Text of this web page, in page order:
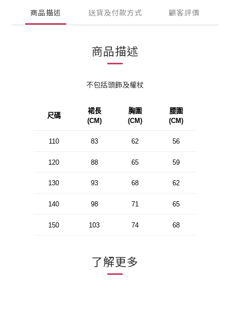
商品描述 送貨及付款方式 顧客評價
商品描述
不包括頭飾及權杖
尺碼
裙長
(CM)
胸圍
(CM)
腰圍
(CM)
110 83 62 56
120 88 65 59
130 93 68 62
140 98 71 65
150 103 74 68
了解更多